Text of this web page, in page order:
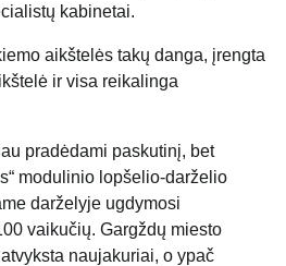
kabinetai.
aikštelės takų danga, įrengta
ir visa reikalinga
pradėdami paskutinį, bet
modulinio lopšelio-darželio
darželyje ugdymosi
vaikučių. Gargždų miesto
naujakuriai, o ypač